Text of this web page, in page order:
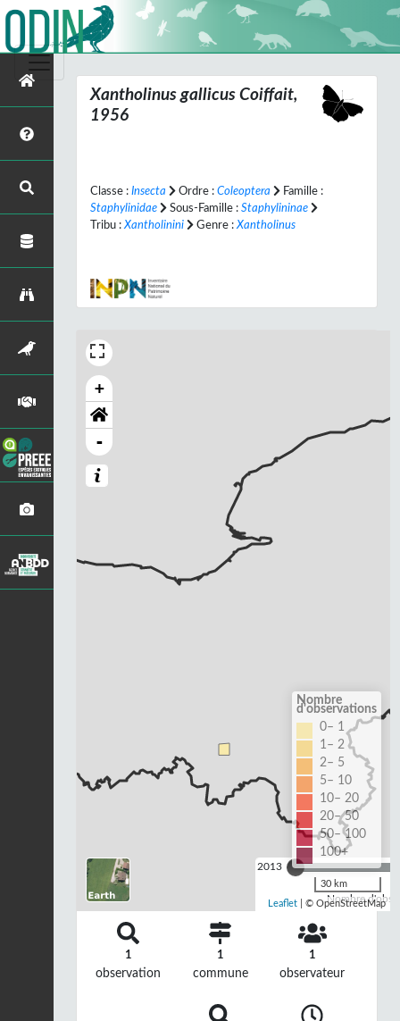
Xantholinus gallicus Coiffait,
1956
Classe : Insecta Ordre : Coleoptera
Famille :
Staphylinidae
Sous-Famille : Staphylininae
Tribu : Xantholinini Genre : Xantholinus
+
-
2013
Nombre
Nombre
d'observations
0– 1
1– 2
2– 5
5– 10
10– 20
20– 50
50– 100
100+
30 km
Leaflet | © OpenStreetMap
1
observation
1
commune
1
observateur